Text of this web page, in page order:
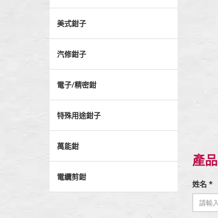
美式鉗子
汽修鉗子
電子/精密鉗
特殊用途鉗子
萬能鉗
電纜剪鉗
產
姓名 *